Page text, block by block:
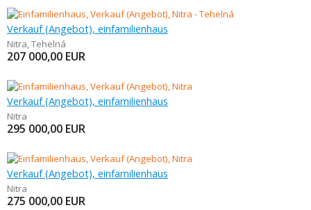
Verkauf (Angebot), einfamilienhaus
Nitra,Tehelná
207 000,00 EUR
Verkauf (Angebot), einfamilienhaus
Nitra
295 000,00 EUR
Verkauf (Angebot), einfamilienhaus
Nitra
275 000,00 EUR